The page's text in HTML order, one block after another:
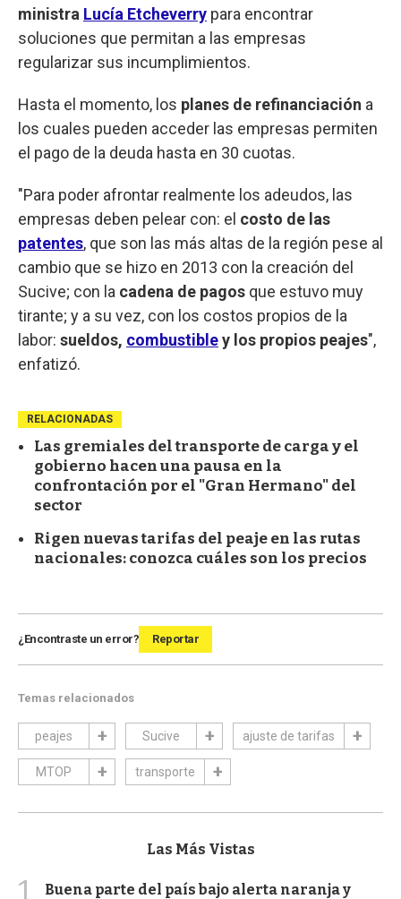
ministra Lucía Etcheverry para encontrar
soluciones que permitan a las empresas
regularizar sus incumplimientos.
Hasta el momento, los planes de refinanciación a
los cuales pueden acceder las empresas permiten
el pago de la deuda hasta en 30 cuotas.
"Para poder afrontar realmente los adeudos, las
empresas deben pelear con: el costo de las
patentes, que son las más altas de la región pese al
cambio que se hizo en 2013 con la creación del
Sucive; con la cadena de pagos que estuvo muy
tirante; y a su vez, con los costos propios de la
labor: sueldos, combustibley los propios peajes",
enfatizó.
RELACIONADAS
Las gremiales del transporte de carga y el
gobierno hacen una pausa en la
confrontación por el "Gran Hermano" del
sector
Rigen nuevas tarifas del peaje en las rutas
nacionales: conozca cuáles son los precios
¿Encontraste un error? Reportar
Temas relacionados
peajes Sucive ajuste de tarifas
MTOP transporte
Las Más Vistas
1
Buena parte del país bajo alerta naranja y